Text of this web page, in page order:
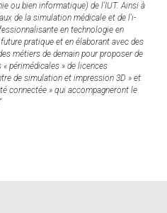
ou bien informatique) de l’IUT. Ainsi à
de la simulation médicale et de l'i-
en technologie en
pratique et en élaborant avec des
métiers de demain pour proposer de
périmédicales » de licences
de simulation et impression 3D » et
connectée » qui accompagneront le